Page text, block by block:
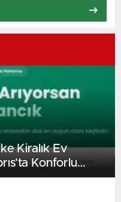
Kiralık Ev
Konforlu